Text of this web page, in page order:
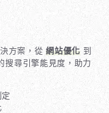
方案，從網站優化到
搜尋引擎能見度，助力